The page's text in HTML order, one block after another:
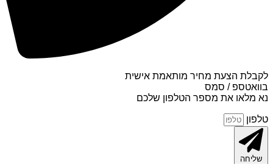
לקבלת הצעת מחיר מותאמת אישית
בוואטספ / סמס
נא מלאו את מספר הטלפון שלכם
טלפון
שליחה